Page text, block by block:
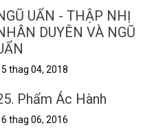
UẨN - THẬP NHỊ
DUYÊN VÀ NGŨ
thag 04, 2018
Phẩm Ác Hành
thag 06, 2016